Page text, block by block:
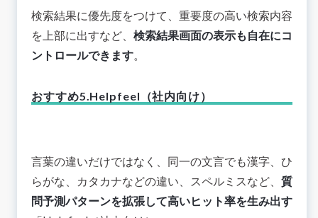
検索結果に優先度をつけて、重要度の高い検索内容
を上部に出すなど、 検索結果画面の表示も自在にコ
ントロールできます。
おすすめ5.Helpfeel（社内向け）
言葉の違いだけではなく、同一の文言でも漢字、ひ
らがな、カタカナなどの違い、スペルミスなど、 質
問予測パターンを拡張して高いヒット率を生み出す